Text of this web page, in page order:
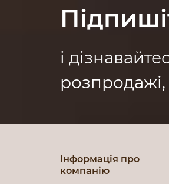
і
розпродажі,
Інформація про
компанію